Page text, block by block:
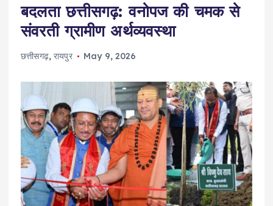
बदलता छत्तीसगढ़: वनोपज की चमक से
संवरती ग्रामीण अर्थव्यवस्था
छत्तीसगढ़,रायपुर May 9, 2026